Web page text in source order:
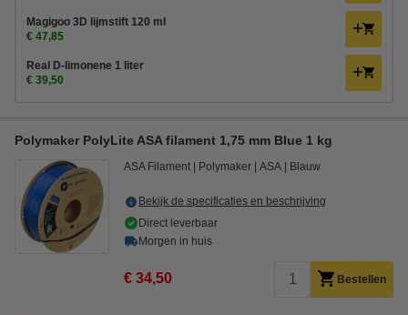
Magigoo 3D lijmstift 120 ml
€ 47,85
Real D-limonene 1 liter
€ 39,50
Polymaker PolyLite ASA filament 1,75 mm Blue 1 kg
ASA Filament Polymaker ASA Blauw
Bekijk de specificaties en beschrijving
Direct leverbaar
Morgen in huis
€ 34,50 Bestellen